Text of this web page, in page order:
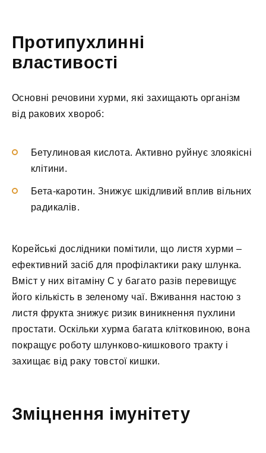
Протипухлинні
властивості
Основні речовини хурми, які захищають організм
від ракових хвороб:
Бетулиновая кислота. Активно руйнує злоякісні
клітини.
Бета-каротин. Знижує шкідливий вплив вільних
радикалів.
Корейські дослідники помітили, що листя хурми –
ефективний засіб для профілактики раку шлунка.
Вміст у них вітаміну C у багато разів перевищує
його кількість в зеленому чаї. Вживання настою з
листя фрукта знижує ризик виникнення пухлини
простати. Оскільки хурма багата клітковиною, вона
покращує роботу шлунково-кишкового тракту і
захищає від раку товстої кишки.
Зміцнення імунітету